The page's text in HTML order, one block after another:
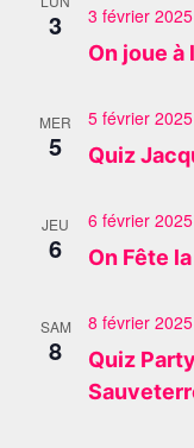
3
On joue à
3 février
MER
5 Quiz
5 février
JEU
6 On Fête
6 février
SAM
8
Quiz
8 février